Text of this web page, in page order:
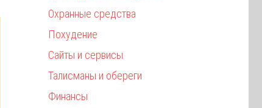
Охранные средства
Похудение
Сайты и сервисы
Талисманы и обереги
Финансы